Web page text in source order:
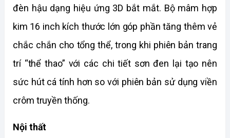
đèn hậu dạng hiệu ứng 3D bắt mắt. Bộ mâm hợp
kim 16 inch kích thước lớn góp phần tăng thêm vẻ
chắc chắn cho tổng thể, trong khi phiên bản trang
trí “thể thao” với các chi tiết sơn đen lại tạo nên
sức hút cá tính hơn so với phiên bản sử dụng viền
crôm truyền thống.
Nội thất